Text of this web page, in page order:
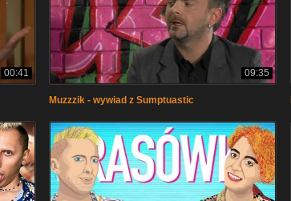
00:41 09:35
Muzzzik - wywiad z Sumptuastic